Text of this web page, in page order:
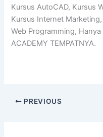
Kursus AutoCAD, Kursus
Kursus Internet
Web Programming,
ACADEMY TEMPATNYA.
PREVIOUS